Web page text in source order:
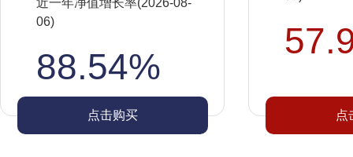
近一年净值增长率(2026-08-
06)
88.54%
点击购买 点